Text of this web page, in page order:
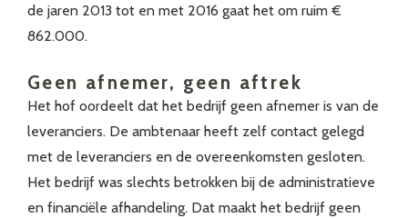
de jaren 2013 tot en met 2016 gaat het om ruim €
862.000.
Geen afnemer, geen aftrek
Het hof oordeelt dat het bedrijf geen afnemer is van de
leveranciers. De ambtenaar heeft zelf contact gelegd
met de leveranciers en de overeenkomsten gesloten.
Het bedrijf was slechts betrokken bij de administratieve
en financiële afhandeling. Dat maakt het bedrijf geen